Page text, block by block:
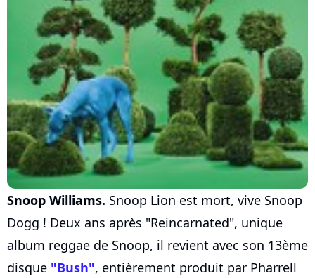
Snoop Williams. Snoop Lion est mort, vive Snoop
Dogg ! Deux ans après "Reincarnated", unique
album reggae de Snoop, il revient avec son 13ème
disque "Bush", entièrement produit par Pharrell